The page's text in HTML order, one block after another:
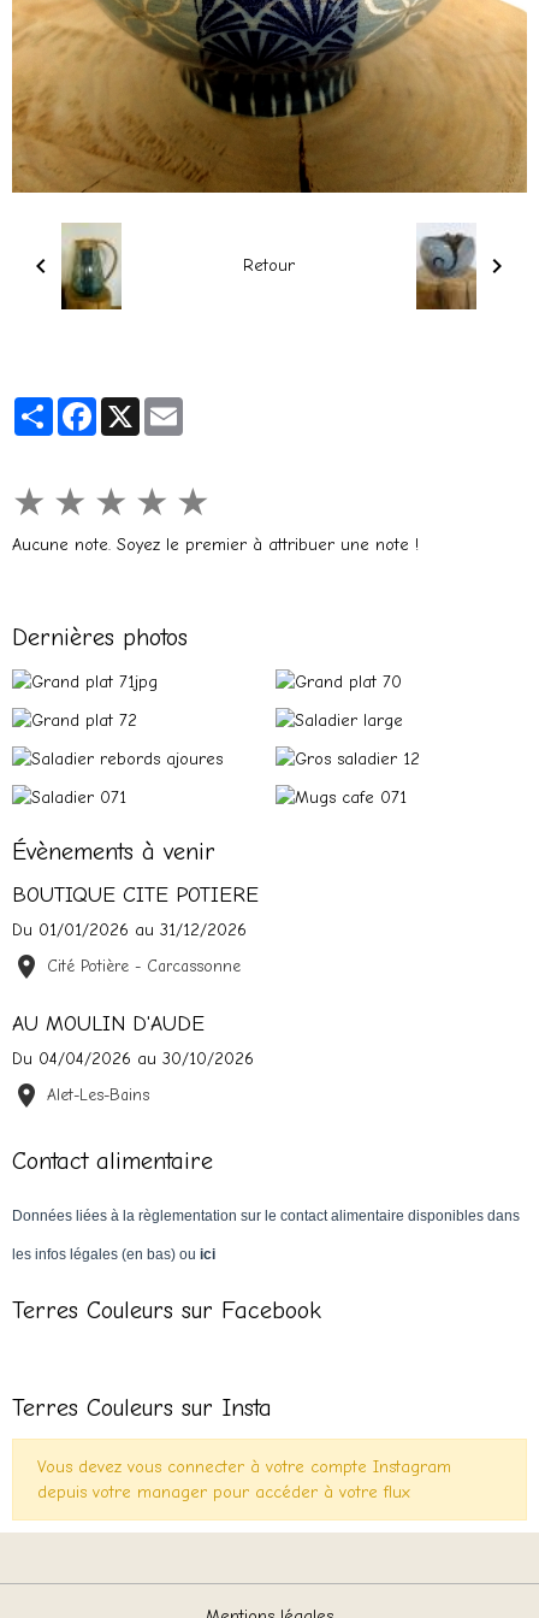
Retour
PartagerFacebook
X
★ ★ ★ ★ ★
Aucune note. Soyez le premier à attribuer une note !
Dernières photos
Évènements à venir
BOUTIQUE CITE POTIERE
Du 01/01/2026 au 31/12/2026
Cité Potière - Carcassonne
AU MOULIN D'AUDE
Du 04/04/2026 au 30/10/2026
Alet-Les-Bains
Contact alimentaire
Données liées à la règlementation sur le contact alimentaire disponibles dans
les infos légales (en bas) ou ici
Terres Couleurs sur Facebook
Terres Couleurs sur Insta
Vous devez vous connecter à votre compte Instagram
depuis votre manager pour accéder à votre flux